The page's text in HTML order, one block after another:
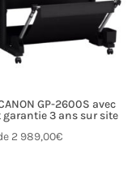
GP-2600S avec
garantie 3 ans sur site
2 989,00€